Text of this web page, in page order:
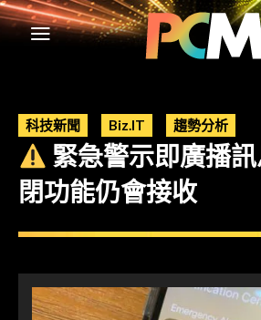
科技新聞 Biz.IT 趨勢分析
緊急警示即廣播
閉功能仍會接收